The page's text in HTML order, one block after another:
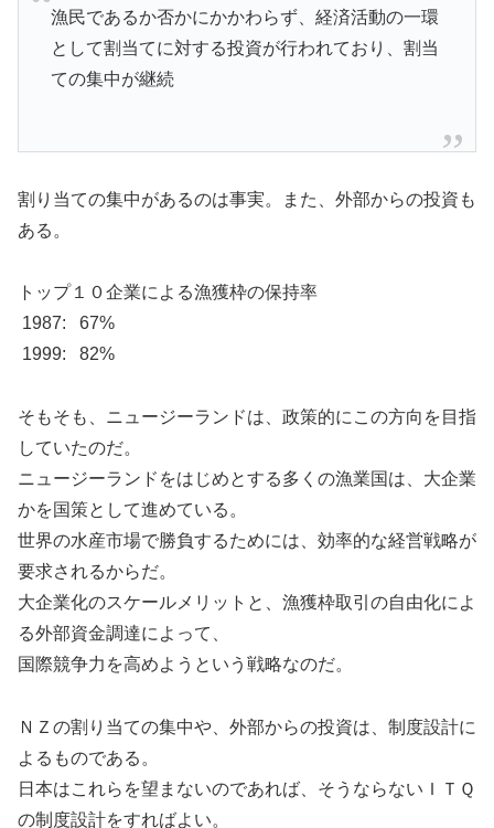
漁民であるか否かにかかわらず、経済活動の一環
として割当てに対する投資が行われており、割当
ての集中が継続
割り当ての集中があるのは事実。また、外部からの投資も
ある。
トップ１０企業による漁獲枠の保持率
1987: 67%
1999: 82%
そもそも、ニュージーランドは、政策的にこの方向を目指
していたのだ。
ニュージーランドをはじめとする多くの漁業国は、大企業
かを国策として進めている。
世界の水産市場で勝負するためには、効率的な経営戦略が
要求されるからだ。
大企業化のスケールメリットと、漁獲枠取引の自由化によ
る外部資金調達によって、
国際競争力を高めようという戦略なのだ。
ＮＺの割り当ての集中や、外部からの投資は、制度設計に
よるものである。
日本はこれらを望まないのであれば、そうならないＩＴＱ
の制度設計をすればよい。